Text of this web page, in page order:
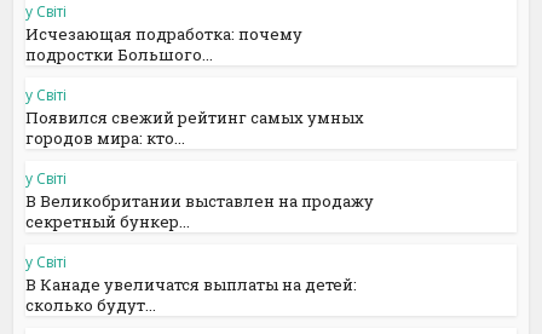
у Світі
Исчезающая подработка: почему
подростки Большого...
у Світі
Появился свежий рейтинг самых умных
городов мира: кто...
у Світі
В Великобритании выставлен на продажу
секретный бункер...
у Світі
В Канаде увеличатся выплаты на детей:
сколько будут...